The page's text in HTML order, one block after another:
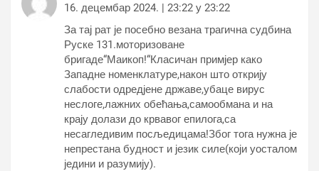
16. децембар 2024. | 23:22 у 23:22
За тај рат је посебно везана трагична судбина
Руске 131.моторизоване
бригаде“Маикоп!“Класичан примјер како
Западне номенклатуре,након што открију
слабости одредјене државе,убаце вирус
неслоге,лажних обећања,самообмана и на
крају долази до крвавог епилога,са
несагледивим посљедицама!Због тога нужна је
непрестана будност и језик силе(који уосталом
једини и разумију).